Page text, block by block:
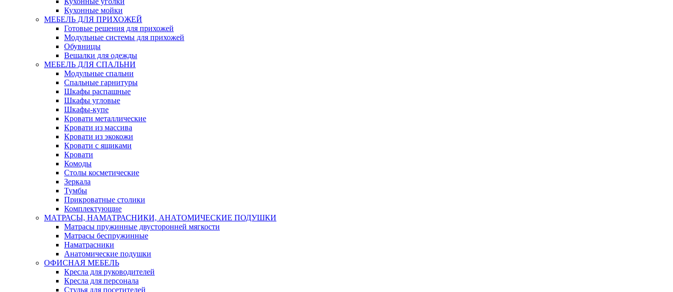
Кухонные мойки
МЕБЕЛЬ ДЛЯ ПРИХОЖЕЙ
Готовые решения для прихожей
Модульные системы для прихожей
Обувницы
Вешалки для одежды
МЕБЕЛЬ ДЛЯ СПАЛЬНИ
Модульные спальни
Спальные гарнитуры
Шкафы распашные
Шкафы угловые
Шкафы-купе
Кровати металлические
Кровати из массива
Кровати из экокожи
Кровати с ящиками
Кровати
Комоды
Столы косметические
Зеркала
Тумбы
Прикроватные столики
Комплектующие
МАТРАСЫ, НАМАТРАСНИКИ, АНАТОМИЧЕСКИЕ ПОДУШКИ
Матрасы пружинные двусторонней мягкости
Матрасы беспружинные
Наматрасники
Анатомические подушки
ОФИСНАЯ МЕБЕЛЬ
Кресла для руководителей
Кресла для персонала
Стулья для посетителей